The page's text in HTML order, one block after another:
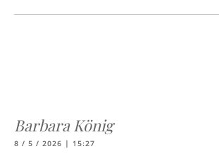
Barbara König
8 / 5 / 2026 | 15:27